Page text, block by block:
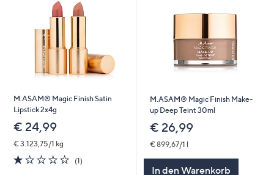
M.ASAM® Magic Finish Satin
Lipstick 2x4g
€ 24,99
€ 3.123,75/1 kg
1.0
von
(1)1
M.ASAM® Magic Finish Make-
up Deep Teint 30ml
€ 26,99
€ 899,67/1 l
In den Warenkorb